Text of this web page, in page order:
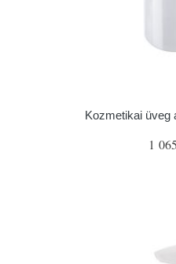
Kozmetikai üveg
1